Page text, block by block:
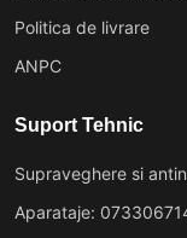
Politica de livrare
ANPC
Suport Tehnic
Supraveghere si
Aparataje: